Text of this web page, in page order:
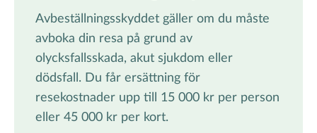
Avbeställningsskyddet gäller om du måste
avboka din resa på grund av
olycksfallsskada, akut sjukdom eller
dödsfall. Du får ersättning för
resekostnader upp till 15 000 kr per person
eller 45 000 kr per kort.